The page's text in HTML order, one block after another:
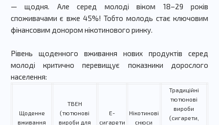
— щодня. Але серед молоді віком 18–29 років
споживачами є вже 45%! Тобто молодь стає ключовим
фінансовим донором нікотинового ринку.
Рівень щоденного вживання нових продуктів серед
молоді критично перевищує показники дорослого
населення:
Щоденне
вживання
ТВЕН
(тютюнові
вироби для
Е-
сигарети
Нікотинові
снюси
Традиційні
тютюнові
вироби
(сигарети,